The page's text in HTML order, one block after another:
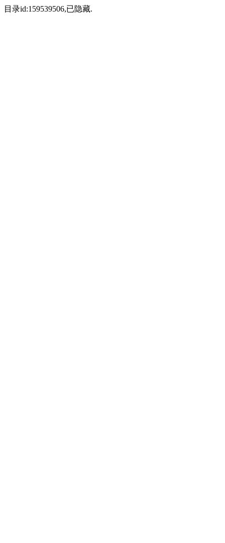
目录id:159539506,已隐藏.